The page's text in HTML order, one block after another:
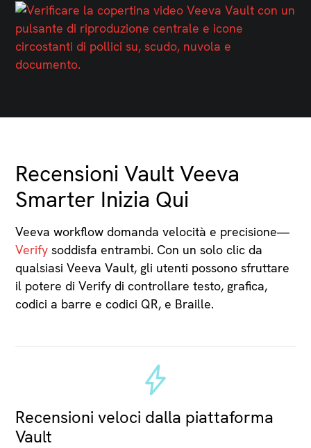
Recensioni Vault Veeva
Smarter Inizia Qui
Veeva workflow domanda velocità e precisione—
Verifysoddisfa entrambi. Con un solo clic da
qualsiasi Veeva Vault, gli utenti possono sfruttare
il potere di Verify di controllare testo, grafica,
codici a barre e codici QR, e Braille.
Recensioni veloci dalla piattaforma
Vault